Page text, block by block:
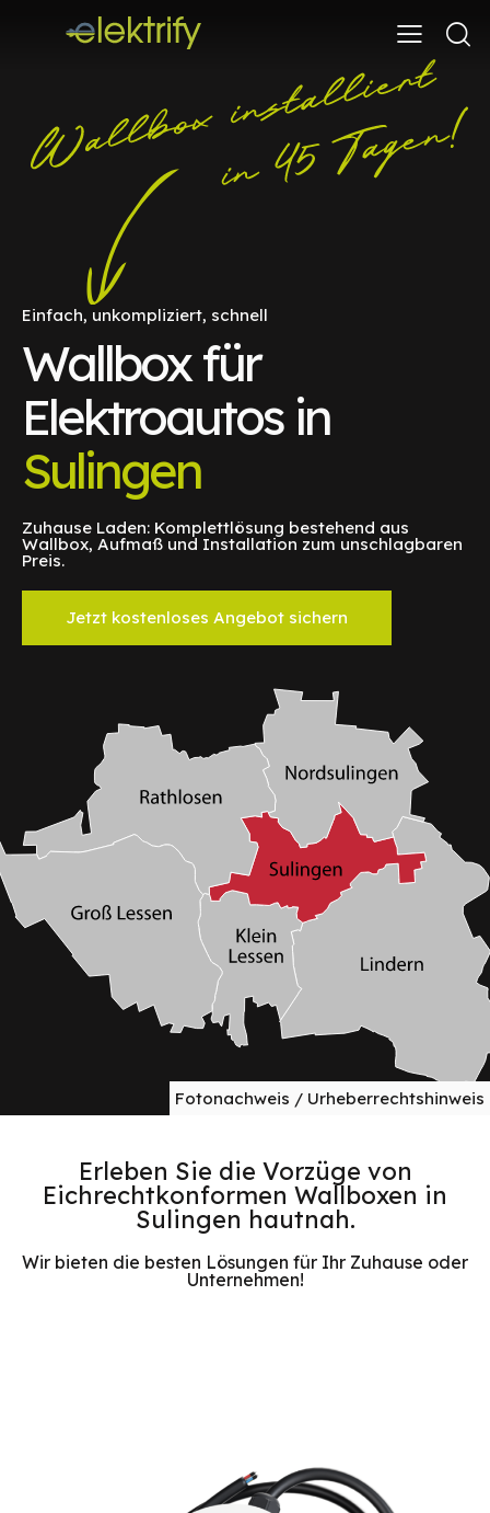
Einfach, unkompliziert, schnell
Wallbox für
Elektroautos in
Sulingen
Zuhause Laden: Komplettlösung bestehend aus
Wallbox, Aufmaß und Installation zum unschlagbaren
Preis.
Jetzt kostenloses Angebot sichern
Fotonachweis / Urheberrechtshinweis
Erleben Sie die Vorzüge von
Eichrechtkonformen Wallboxen in
Sulingen hautnah.
Wir bieten die besten Lösungen für Ihr Zuhause oder
Unternehmen!